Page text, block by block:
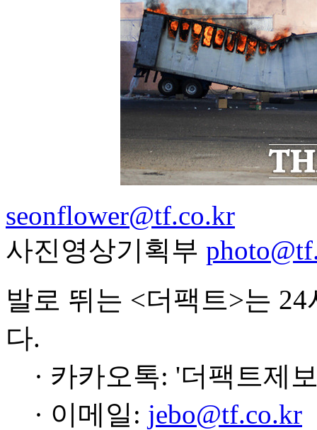
seonflower@tf.co.kr
사진영상기획부
발로 뛰는 <더팩트>는
다.
· 카카오톡: '더팩트제
· 이메일: jebo@tf.co.kr